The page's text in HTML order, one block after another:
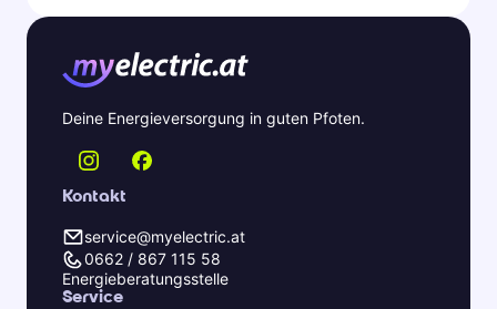
Deine Energieversorgung in guten Pfoten.
Kontakt
service@myelectric.at
0662 / 867 115 58
Energieberatungsstelle
Service